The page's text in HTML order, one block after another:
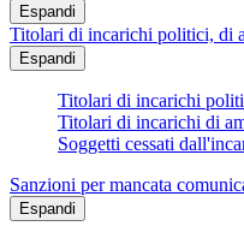
Espandi
Titolari di incarichi politici, di
Espandi
Titolari di incarichi
Titolari di incarichi di
Soggetti cessati
Sanzioni per mancata
Espandi